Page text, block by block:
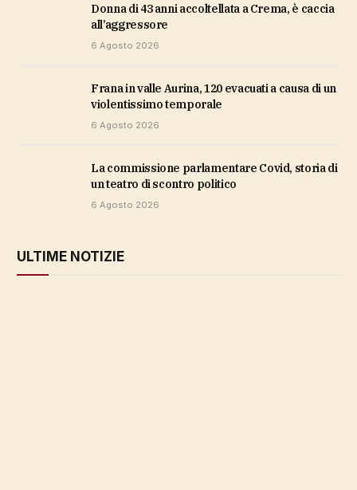
Donna di 43 anni accoltellata a Crema, è caccia
all’aggressore
6 Agosto 2026
Frana in valle Aurina, 120 evacuati a causa di un
violentissimo temporale
6 Agosto 2026
La commissione parlamentare Covid, storia di
un teatro di scontro politico
6 Agosto 2026
ULTIME NOTIZIE